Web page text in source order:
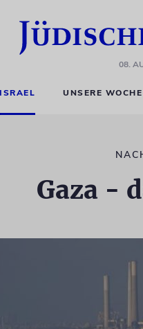
08.
ISRAEL UNSERE WOCHE
Gaza -